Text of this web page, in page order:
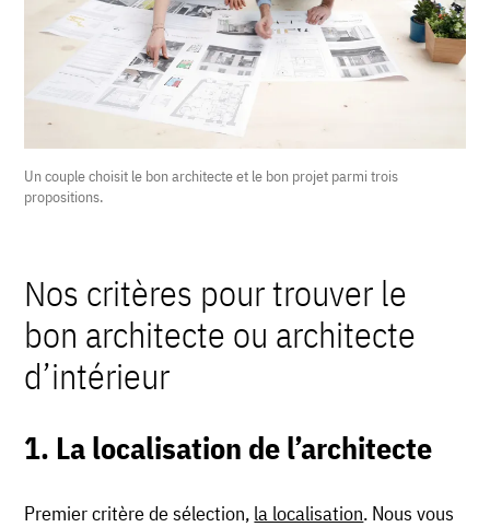
Un couple choisit le bon architecte et le bon projet parmi trois
propositions.
Nos critères pour trouver le
bon architecte ou architecte
d’intérieur
1. La localisation de l’architecte
Premier critère de sélection, la localisation. Nous vous